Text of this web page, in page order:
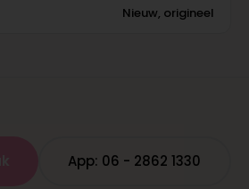
Nieuw, origineel
App: 06 - 2862 1330